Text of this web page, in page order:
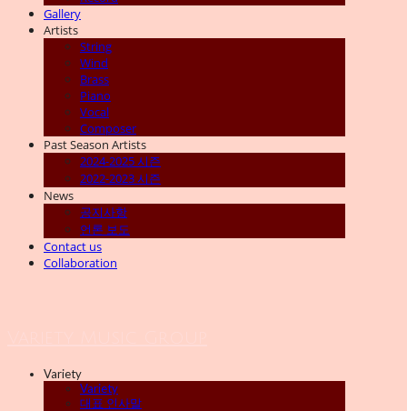
Gallery
Artists
String
Wind
Brass
Piano
Vocal
Composer
Past Season Artists
2024-2025 시즌
2022-2023 시즌
News
공지사항
언론 보도
Contact us
Collaboration
Variety
Variety
대표 인사말